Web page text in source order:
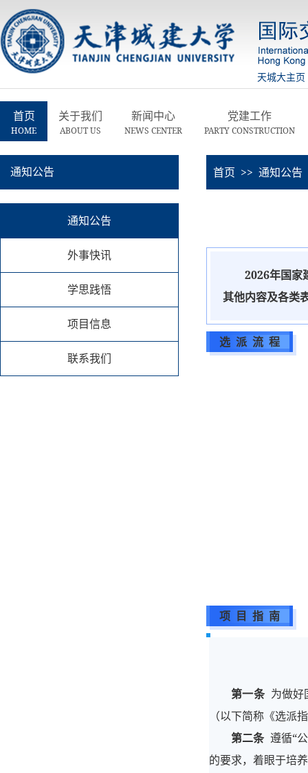
天城大主页
首页
HOME
关于我们
ABOUT US
新闻中心
NEWS CENTER
党建工作
PARTY CONSTRUCTION
通知公告
通知公告
外事快讯
学思践悟
项目信息
联系我们
首页 >> 通知公告
2026年国家
其他内容及各类
选 派 流 程
项 目 指 南
第一条为做好
（以下简称《选派
第二条遵循“公
的要求，着眼于培